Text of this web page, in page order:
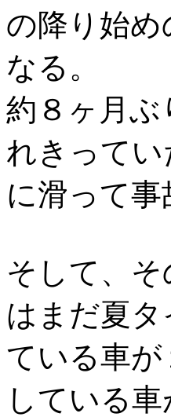
の降り始
なる。
約８ヶ月
れきって
に滑って
そして、
はまだ夏
ている車
している